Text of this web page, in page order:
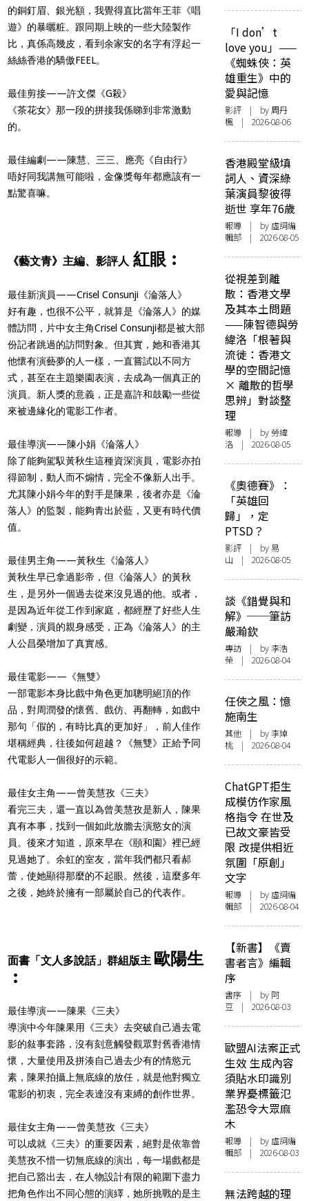
的銅釘眉、銀光額，我覺得直比當年王菲《唱
遊》的暴曬粧。跟同期上映的一些大陸製作
比，真係高幾皮，看到余家安的名字有浮起一
絲絲香港的驕傲FEEL。
最佳剪接——許文傑《G殺》
《茶花女》那一段的拼接我係睇到非常激動
的。
最佳編劇——陳慧、三三、應亮《自由行》
唔好同我講無可能啦，金像獎每年都應該有一
點驚喜嘛。
《藝文青》主編、影評人 紅眼︰
最佳新演員——Crisel Consunji《淪落人》
好有趣，也很不公平，就算是《淪落人》的媒
體訪問，片中女主角Crisel Consunji都是被大部
份記者跳過的訪問對象。但其實，她和香港其
他懷有演藝夢的人一樣，一直嘗試以不同方
式，甚至在主題樂園表演，去成為一個真正的
演員。新人獎的意義，正是嘉許和鼓勵一些從
來被邊緣化的電影工作者。
最佳導演——陳小娟《淪落人》
除了能夠駕馭黃秋生這種資深演員，電影亦拍
得節制，動人而不煽情，完全不像新人出手。
尤其陳小娟今年的對手是陳果，後者亦是《淪
落人》的監製，能夠青出於藍，又更有時代價
值。
最佳男主角——黃秋生《淪落人》
黃秋生早已拿過影帝，但《淪落人》的黃秋
生，是另外一個過去從來沒見過的他。或者，
是因為近年從工作到家庭，都經歷了好些人生
劇變，演員的親身感受，正為《淪落人》的主
人公昌榮增加了真實感。
最佳電影——《無雙》
一部電影本身比戲中角色更加聰明絕頂的作
品，對周潤發的懷舊、戲仿、再翻轉，如戲中
那句「假的，有時比真的更加好」，前人佳作
堪稱經典，往後如何超越？《無雙》正給予同
代電影人一個很好的示範。
最佳女主角——曾美慧孜《三夫》
看完三夫，還一直以為曾美慧孜是新人，陳果
真有本事，找到一個如此放膽去演慾女的演
員。後來才知道，原來早在《頤和園》裡已經
見過她了。余虹的室友，當年我們都只看郝
蕾，使她顯得那麼的不起眼。然後，這麼多年
之後，她終於擁有一部屬於自己的代表作。
面書「文人多說話」群組版主 歐陽生
︰
最佳導演——陳果《三夫》
導演中今年陳果用《三夫》去突破自己過去電
影的敍事套路，沒有刻意觸發觀眾對舊香港情
懷，大量使用及拼湊自己過去少有的情慾元
素，陳果拍攝上無底線的放任，就是他對獨立
電影的初衷，完全表達沒有束縛的創作世界。
最佳女主角——曾美慧孜《三夫》
可以成就《三夫》的重要因素，絕對是依靠曾
美慧孜不惜一切無底線的演出，每一場戲都是
把自己豁出去，在人物設計有限的範圍下盡力
把角色作出不同心態的演繹，她所挑戰的是主
「I don’t
love you」——
《蜘蛛俠：英
雄重生》中的
愛與記憶
影評 | by周丹
楓 | 2026-08-06
香港殿堂級填
詞人、資深綠
葉演員黎彼得
逝世 享年76歲
報導 | by 虛詞編
輯部 | 2026-08-05
從視差到離
散：香港文學
及其本土問題
——陳智德與勞
緯洛「根著與
流徙：香港文
學的空間記憶
× 離散的哲學
思辨」對談整
理
報導 | by 勞緯
洛 | 2026-08-05
《奧德賽》：
「英雄回
歸」，定
PTSD？
影評 | by 易
山 | 2026-08-05
談《錯覺與和
解》──筆訪
嚴瀚欽
專訪 | by 李浩
榮 | 2026-08-04
任俠之風：憶
施南生
其他 | by 李焯
桃 | 2026-08-04
ChatGPT拒生
成模仿作家風
格指令 在世及
已故文豪皆受
限 改提供相近
氛圍「原創」
文字
報導 | by 虛詞編
輯部 | 2026-08-04
【新書】《賣
書者言》編輯
序
書序 | by 阿
豆 | 2026-08-03
歐盟AI法案正式
生效 生成內容
須貼水印識別
業界憂標籤氾
濫恐令大眾麻
木
報導 | by 虛詞編
輯部 | 2026-08-03
無法跨越的理